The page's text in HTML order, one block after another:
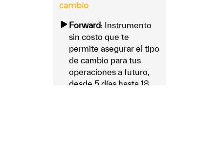
cambio
Forward: Instrumento
sin costo que te
permite asegurar el tipo
de cambio para tus
operaciones a futuro,
desde 5 días hasta 18